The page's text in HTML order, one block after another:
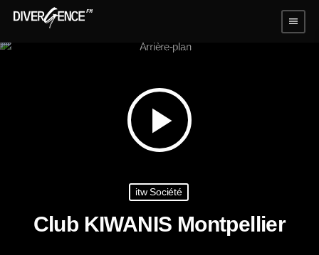
menu
play_arrow
itw Société
Club KIWANIS Montpellier